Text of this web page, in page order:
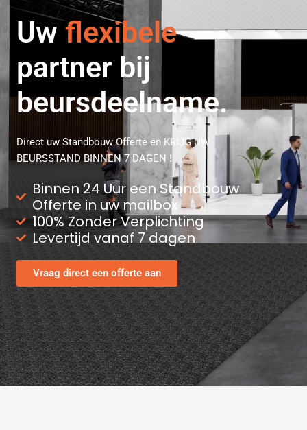
Uw ervaren
partner bij
beursdeelname.
Direct uw Standbouw Offerte en KRIJG UW
BEURSSTAND BINNEN 7 DAGEN !
Binnen 24 Uur een Standbouw
Offerte in uw mailbox
100% Zonder Verplichting
Levertijd vanaf 7 dagen
Vraag direct een offerte aan